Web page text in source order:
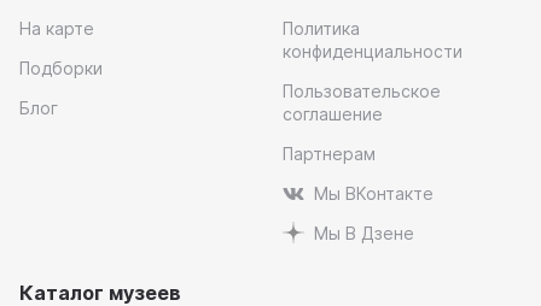
На карте
Подборки
Блог
Политика
конфиденциальности
Пользовательское
соглашение
Партнерам
Мы ВКонтакте
Мы В Дзене
Каталог музеев